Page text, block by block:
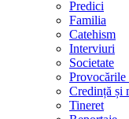
Predici
Familia
Catehism
Interviuri
Societate
Provocările
Credință și
Tineret